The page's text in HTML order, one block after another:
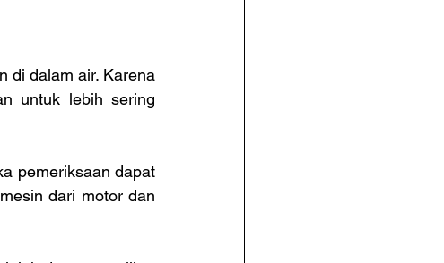
di dalam air. Karena
untuk lebih sering
pemeriksaan dapat
dari motor dan